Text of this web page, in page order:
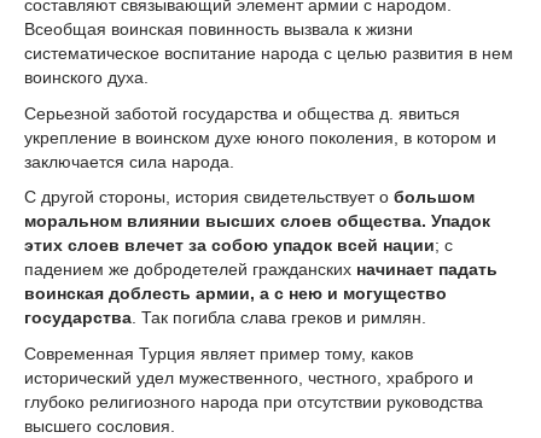
составляют связывающий элемент армии с народом.
Всеобщая воинская повинность вызвала к жизни
систематическое воспитание народа с целью развития в нем
воинского духа.
Серьезной заботой государства и общества д. явиться
укрепление в воинском духе юного поколения, в котором и
заключается сила народа.
С другой стороны, история свидетельствует о большом
моральном влиянии высших слоев общества. Упадок
этих слоев влечет за собою упадок всей нации; с
падением же добродетелей гражданских начинает падать
воинская доблесть армии, а с нею и могущество
государства. Так погибла слава греков и римлян.
Современная Турция являет пример тому, каков
исторический удел мужественного, честного, храброго и
глубоко религиозного народа при отсутствии руководства
высшего сословия.